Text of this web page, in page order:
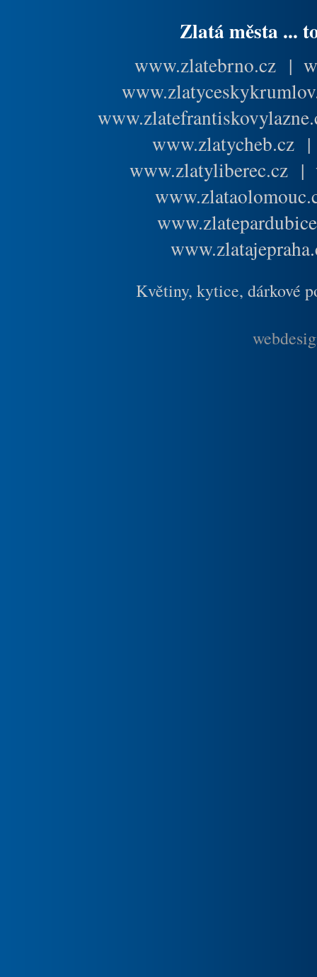
Zlatá města ...
www.zlatebrno.cz |
www.zlatycheb.cz
www.zlatyliberec.cz |
Květiny, kytice, dárkové